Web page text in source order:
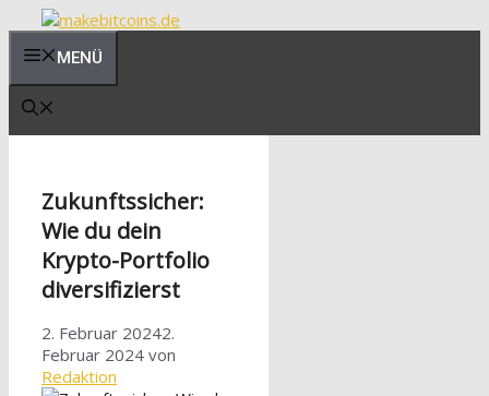
springenMENÜ
Zukunftssicher:
Wie du dein
Krypto-Portfolio
diversifizierst
2. Februar 20242.
Februar 2024 von
Redaktion